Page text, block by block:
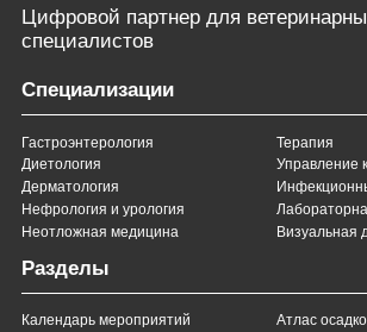
Цифровой партнер для
специалистов
Специализации
Гастроэнтерология
Диетология
Дерматология
Нефрология и урология
Неотложная медицина
Терапия
Управление
Визуальная
Разделы
Календарь мероприятий
Атлас